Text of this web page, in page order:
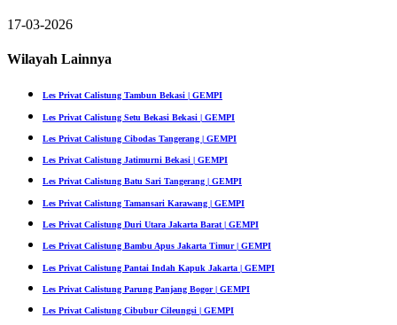
17-03-2026
Wilayah Lainnya
Les Privat Calistung Tambun Bekasi | GEMPI
Les Privat Calistung Setu Bekasi Bekasi | GEMPI
Les Privat Calistung Cibodas Tangerang | GEMPI
Les Privat Calistung Jatimurni Bekasi | GEMPI
Les Privat Calistung Batu Sari Tangerang | GEMPI
Les Privat Calistung Tamansari Karawang | GEMPI
Les Privat Calistung Duri Utara Jakarta Barat | GEMPI
Les Privat Calistung Bambu Apus Jakarta Timur | GEMPI
Les Privat Calistung Pantai Indah Kapuk Jakarta | GEMPI
Les Privat Calistung Parung Panjang Bogor | GEMPI
Les Privat Calistung Cibubur Cileungsi | GEMPI